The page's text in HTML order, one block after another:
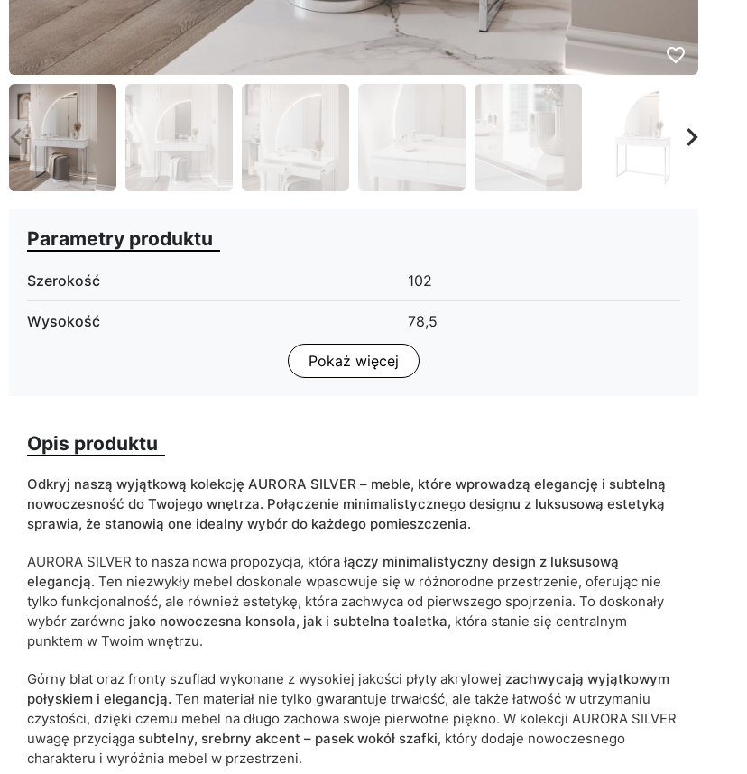
favorite_border
Poprzedni Następny
keyboard_arrow_right
Parametry produktu
Szerokość 102
Wysokość 78,5
43,6
Wykończenie
Kolorystyka
biały
srebrny chrom
Lustro tak
ean13 5905723961773
Ze względu na proces produkcyjny i właściwości materiałów, możliwe są tolerancje wymiarowe na poziomie +/- 2–3
Pokaż więcej
Opis produktu
Odkryj naszą wyjątkową kolekcję AURORA SILVER – meble, które wprowadzą elegancję i subtelną
nowoczesność do Twojego wnętrza. Połączenie minimalistycznego designu z luksusową estetyką
sprawia, że stanowią one idealny wybór do każdego pomieszczenia.
AURORA SILVER to nasza nowa propozycja, która łączy minimalistyczny design z luksusową
elegancją. Ten niezwykły mebel doskonale wpasowuje się w różnorodne przestrzenie, oferując nie
tylko funkcjonalność, ale również estetykę, która zachwyca od pierwszego spojrzenia. To doskonały
wybór zarówno jako nowoczesna konsola, jak i subtelna toaletka, która stanie się centralnym
punktem w Twoim wnętrzu.
Górny blat oraz fronty szuflad wykonane z wysokiej jakości płyty akrylowej zachwycają wyjątkowym
połyskiem i elegancją. Ten materiał nie tylko gwarantuje trwałość, ale także łatwość w utrzymaniu
czystości, dzięki czemu mebel na długo zachowa swoje pierwotne piękno. W kolekcji AURORA SILVER
uwagę przyciąga subtelny, srebrny akcent – pasek wokół szafki, który dodaje nowoczesnego
charakteru i wyróżnia mebel w przestrzeni.